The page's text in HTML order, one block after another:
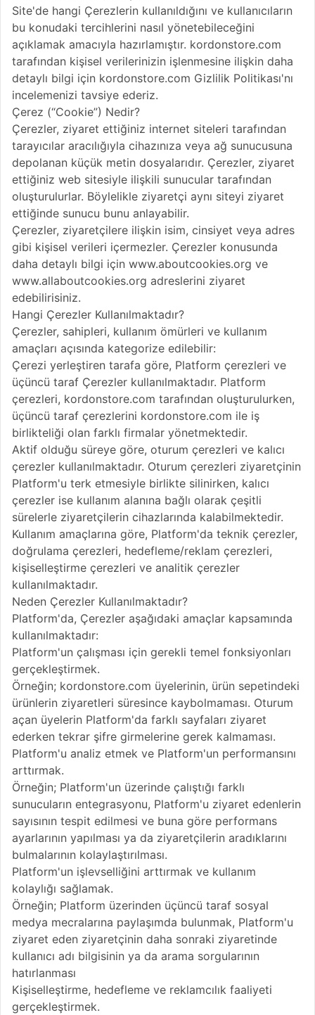
Site'de hangi Çerezlerin kullanıldığını ve kullanıcıların
bu konudaki tercihlerini nasıl yönetebileceğini
açıklamak amacıyla hazırlamıştır. kordonstore.com
tarafından kişisel verilerinizin işlenmesine ilişkin daha
detaylı bilgi için kordonstore.com Gizlilik Politikası'nı
incelemenizi tavsiye ederiz.
Çerez (“Cookie”) Nedir?
Çerezler, ziyaret ettiğiniz internet siteleri tarafından
tarayıcılar aracılığıyla cihazınıza veya ağ sunucusuna
depolanan küçük metin dosyalarıdır. Çerezler, ziyaret
ettiğiniz web sitesiyle ilişkili sunucular tarafından
oluşturulurlar. Böylelikle ziyaretçi aynı siteyi ziyaret
ettiğinde sunucu bunu anlayabilir.
Çerezler, ziyaretçilere ilişkin isim, cinsiyet veya adres
gibi kişisel verileri içermezler. Çerezler konusunda
daha detaylı bilgi için www.aboutcookies.org ve
www.allaboutcookies.org adreslerini ziyaret
edebilirisiniz.
Hangi Çerezler Kullanılmaktadır?
Çerezler, sahipleri, kullanım ömürleri ve kullanım
amaçları açısında kategorize edilebilir:
Çerezi yerleştiren tarafa göre, Platform çerezleri ve
üçüncü taraf Çerezler kullanılmaktadır. Platform
çerezleri, kordonstore.com tarafından oluşturulurken,
üçüncü taraf çerezlerini kordonstore.com ile iş
birlikteliği olan farklı firmalar yönetmektedir.
Aktif olduğu süreye göre, oturum çerezleri ve kalıcı
çerezler kullanılmaktadır. Oturum çerezleri ziyaretçinin
Platform'u terk etmesiyle birlikte silinirken, kalıcı
çerezler ise kullanım alanına bağlı olarak çeşitli
sürelerle ziyaretçilerin cihazlarında kalabilmektedir.
Kullanım amaçlarına göre, Platform'da teknik çerezler,
doğrulama çerezleri, hedefleme/reklam çerezleri,
kişiselleştirme çerezleri ve analitik çerezler
kullanılmaktadır.
Neden Çerezler Kullanılmaktadır?
Platform'da, Çerezler aşağıdaki amaçlar kapsamında
kullanılmaktadır:
Platform'un çalışması için gerekli temel fonksiyonları
gerçekleştirmek.
Örneğin; kordonstore.com üyelerinin, ürün sepetindeki
ürünlerin ziyaretleri süresince kaybolmaması. Oturum
açan üyelerin Platform'da farklı sayfaları ziyaret
ederken tekrar şifre girmelerine gerek kalmaması.
Platform'u analiz etmek ve Platform'un performansını
arttırmak.
Örneğin; Platform'un üzerinde çalıştığı farklı
sunucuların entegrasyonu, Platform'u ziyaret edenlerin
sayısının tespit edilmesi ve buna göre performans
ayarlarının yapılması ya da ziyaretçilerin aradıklarını
bulmalarının kolaylaştırılması.
Platform'un işlevselliğini arttırmak ve kullanım
kolaylığı sağlamak.
Örneğin; Platform üzerinden üçüncü taraf sosyal
medya mecralarına paylaşımda bulunmak, Platform'u
ziyaret eden ziyaretçinin daha sonraki ziyaretinde
kullanıcı adı bilgisinin ya da arama sorgularının
hatırlanması
Kişiselleştirme, hedefleme ve reklamcılık faaliyeti
gerçekleştirmek.